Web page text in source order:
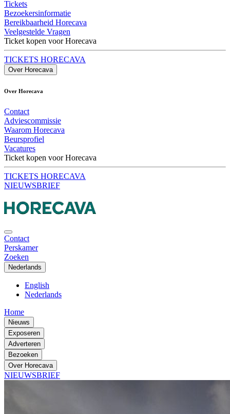
Tickets
Bezoekersinformatie
Bereikbaarheid Horecava
Veelgestelde Vragen
Ticket kopen voor Horecava
TICKETS HORECAVA
Over Horecava
Over Horecava
Contact
Adviescommissie
Waarom Horecava
Beursprofiel
Vacatures
Ticket kopen voor Horecava
TICKETS HORECAVA
NIEUWSBRIEF
Contact
Perskamer
Zoeken
Nederlands
English
Nederlands
Home
Nieuws
Exposeren
Adverteren
Bezoeken
Over Horecava
NIEUWSBRIEF